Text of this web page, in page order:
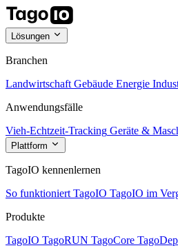
Lösungen
Branchen
Landwirtschaft Gebäude Energie
Anwendungsfälle
Vieh-Echtzeit-Tracking Geräte &
Plattform
TagoIO kennenlernen
So funktioniert TagoIO TagoIO im
Produkte
TagoIO TagoRUN TagoCore